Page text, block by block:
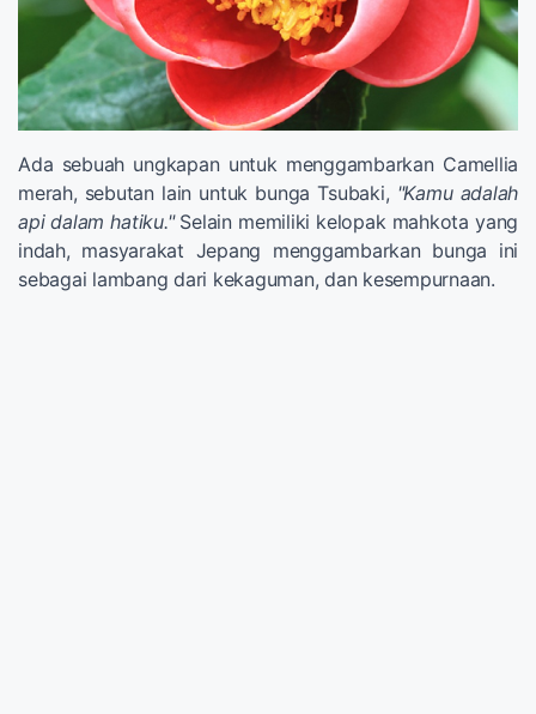
Ada sebuah ungkapan untuk menggambarkan Camellia
merah, sebutan lain untuk bunga Tsubaki, "Kamu adalah
api dalam hatiku."Selain memiliki kelopak mahkota yang
indah, masyarakat Jepang menggambarkan bunga ini
sebagai lambang dari kekaguman, dan kesempurnaan.